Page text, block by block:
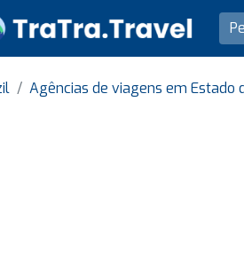
Agências de viagens em Estado